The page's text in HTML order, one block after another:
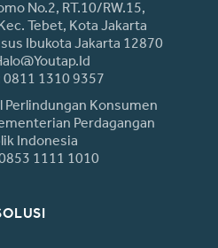
No.2, RT.10/RW.15,
Tebet, Kota Jakarta
Ibukota Jakarta 12870
0811 1310 9357
Konsumen
Perdagangan
Indonesia
1111 1010